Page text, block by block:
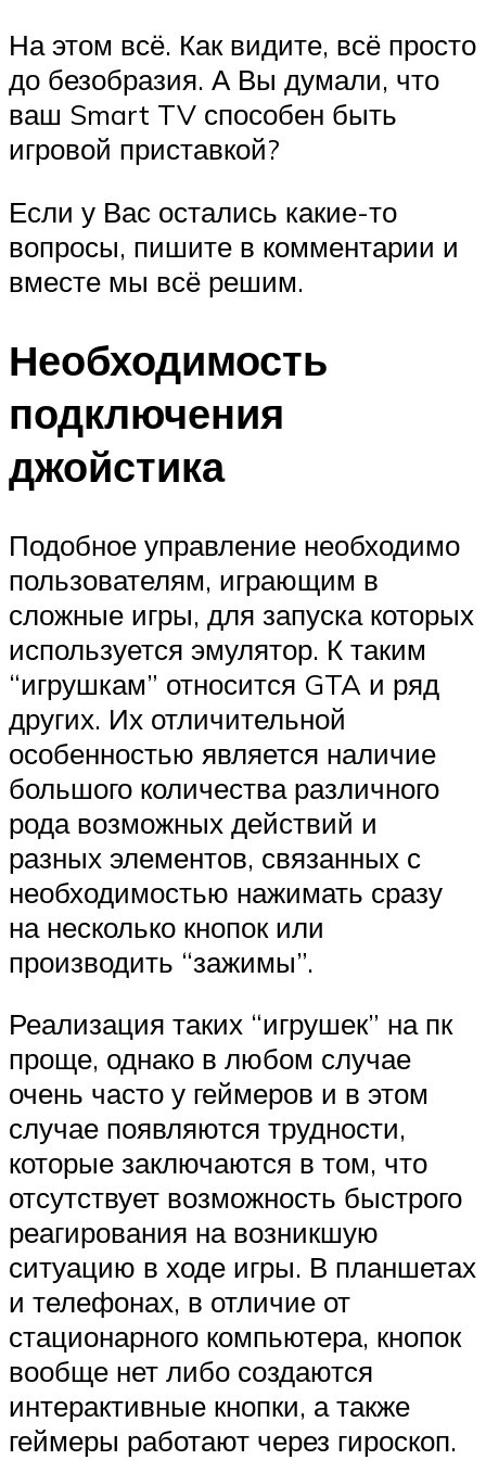
На этом всё. Как видите, всё просто
до безобразия. А Вы думали, что
ваш Smart TV способен быть
игровой приставкой?
Если у Вас остались какие-то
вопросы, пишите в комментарии и
вместе мы всё решим.
Необходимость
подключения
джойстика
Подобное управление необходимо
пользователям, играющим в
сложные игры, для запуска которых
используется эмулятор. К таким
“игрушкам” относится GTA и ряд
других. Их отличительной
особенностью является наличие
большого количества различного
рода возможных действий и
разных элементов, связанных с
необходимостью нажимать сразу
на несколько кнопок или
производить “зажимы”.
Реализация таких “игрушек” на пк
проще, однако в любом случае
очень часто у геймеров и в этом
случае появляются трудности,
которые заключаются в том, что
отсутствует возможность быстрого
реагирования на возникшую
ситуацию в ходе игры. В планшетах
и телефонах, в отличие от
стационарного компьютера, кнопок
вообще нет либо создаются
интерактивные кнопки, а также
геймеры работают через гироскоп.